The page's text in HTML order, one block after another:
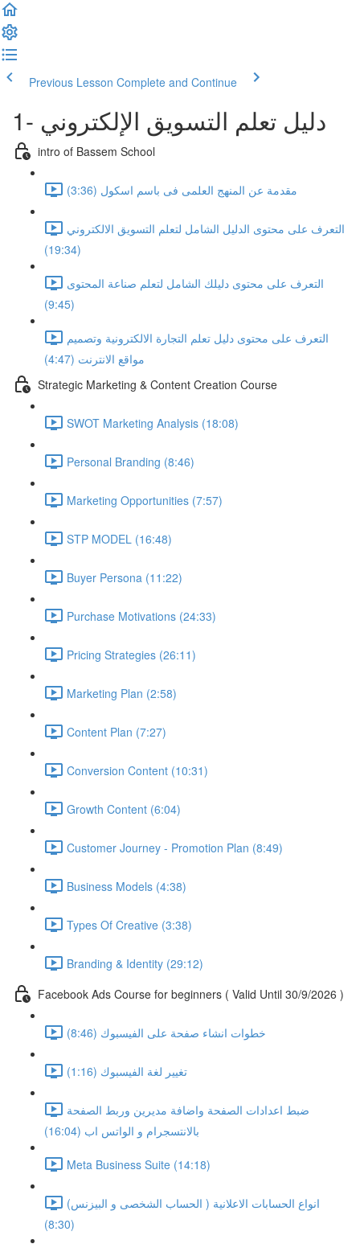
Previous Lesson Complete and Continue
1- دليل تعلم التسويق الإلكتروني
intro of Bassem School
مقدمة عن المنهج العلمى فى باسم اسكول (3:36)
التعرف على محتوى الدليل الشامل لتعلم التسويق الالكتروني
(19:34)
التعرف على محتوى دليلك الشامل لتعلم صناعة المحتوى
(9:45)
التعرف على محتوى دليل تعلم التجارة الالكترونية وتصميم
مواقع الانترنت (4:47)
Strategic Marketing & Content Creation Course
SWOT Marketing Analysis (18:08)
Personal Branding (8:46)
Marketing Opportunities (7:57)
STP MODEL (16:48)
Buyer Persona (11:22)
Purchase Motivations (24:33)
Pricing Strategies (26:11)
Marketing Plan (2:58)
Content Plan (7:27)
Conversion Content (10:31)
Growth Content (6:04)
Customer Journey - Promotion Plan (8:49)
Business Models (4:38)
Types Of Creative (3:38)
Branding & Identity (29:12)
Facebook Ads Course for beginners ( Valid Until 30/9/2026 )
خطوات انشاء صفحة على الفيسبوك (8:46)
تغيير لغة الفيسبوك (1:16)
ضبط اعدادات الصفحة واضافة مديرين وربط الصفحة
بالانتسجرام و الواتس اب (16:04)
Meta Business Suite (14:18)
انواع الحسابات الاعلانية ( الحساب الشخصى و البيزنس)
(8:30)